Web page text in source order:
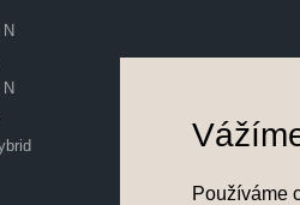
N
N
Používáme